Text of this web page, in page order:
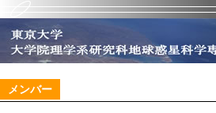
メンバー